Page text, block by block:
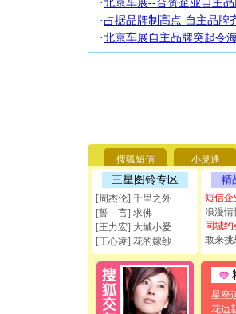
·北京车展--合资企业自主
·占据品牌制高点 自主品牌
·北京车展自主品牌突起令
搜狐短信 小灵通
三星图铃专区
[周杰伦] 千里之外
[誓 言] 求佛
[王力宏] 大城小爱
[王心凌] 花的嫁纱
精
短信企
浪漫情
同城
敢来挑
星座
花边